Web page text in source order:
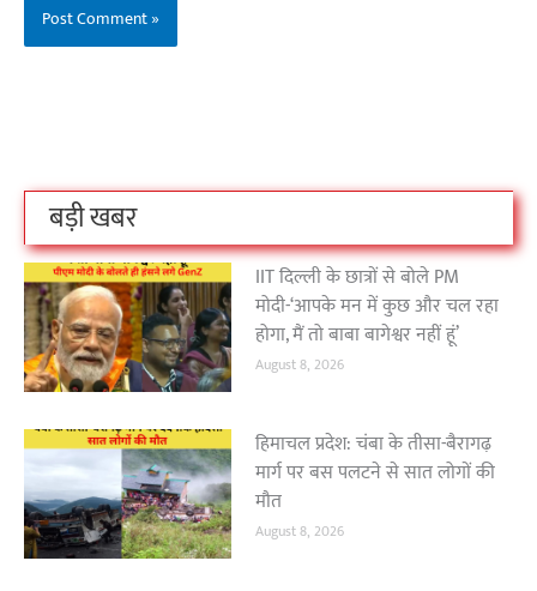
बड़ी खबर
IIT दिल्ली के छात्रों से बोले PM
मोदी-‘आपके मन में कुछ और चल रहा
होगा, मैं तो बाबा बागेश्वर नहीं हूं’
August 8, 2026
हिमाचल प्रदेश: चंबा के तीसा-बैरागढ़
मार्ग पर बस पलटने से सात लोगों की
मौत
August 8, 2026